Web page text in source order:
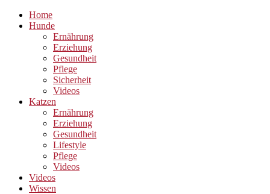
Home
Hunde
Ernährung
Erziehung
Gesundheit
Pflege
Sicherheit
Videos
Katzen
Ernährung
Erziehung
Gesundheit
Lifestyle
Pflege
Videos
Videos
Wissen